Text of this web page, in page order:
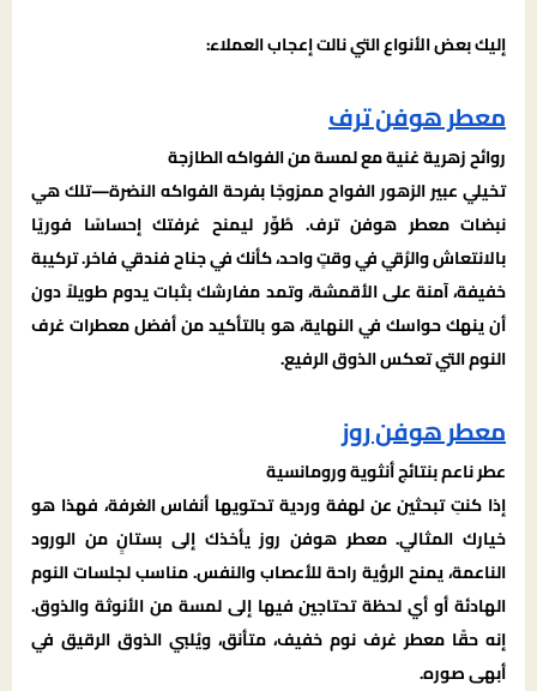
إليك بعض الأنواع التي نالت إعجاب العملاء:
معطر هوفن ترف
روائح زهرية غنية مع لمسة من الفواكه الطازجة
تخيلي عبير الزهور الفواح ممزوجًا بفرحة الفواكه النضرة—تلك هي
نبضات معطر هوفن ترف. طُوِّر ليمنح غرفتك إحساسًا فوريًا
بالانتعاش والرُقي في وقتٍ واحد، كأنك في جناح فندقي فاخر. تركيبة
خفيفة، آمنة على الأقمشة، وتمد مفارشك بثبات يدوم طويلاً دون
أن ينهك حواسك في النهاية، هو بالتأكيد من أفضل معطرات غرف
النوم التي تعكس الذوق الرفيع.
معطر هوفن روز
عطر ناعم بنتائج أنثوية ورومانسية
إذا كنتِ تبحثين عن لهفة وردية تحتويها أنفاس الغرفة، فهذا هو
خيارك المثالي. معطر هوفن روز يأخذك إلى بستانٍ من الورود
الناعمة، يمنح الرؤية راحة للأعصاب والنفس. مناسب لجلسات النوم
الهادئة أو أي لحظة تحتاجين فيها إلى لمسة من الأنوثة والذوق.
إنه حقًا معطر غرف نوم خفيف، متأنق، ويُلبي الذوق الرقيق في
أبهى صوره.